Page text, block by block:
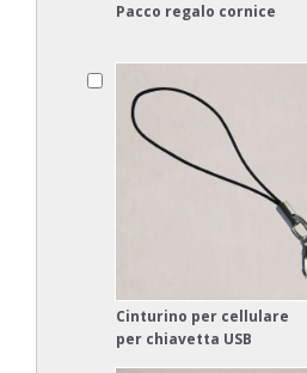
Pacco regalo cornice
Cinturino per cellulare
per chiavetta USB